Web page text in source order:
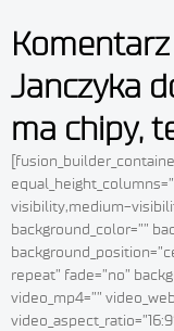
Janczyka
ma chipy,
visibility,medium-
background_color=””
repeat” fade=”no”
video_mp4=””